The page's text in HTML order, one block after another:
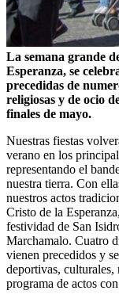
La semana grande
Esperanza, se
precedidas de
religiosas y de ocio
finales de mayo.
Nuestras fiestas
verano en los
representando el
nuestra tierra. Con
nuestros actos
Cristo de la
festividad de San
Marchamalo. Cuatro
vienen precedidos y
deportivas, culturales,
programa de actos